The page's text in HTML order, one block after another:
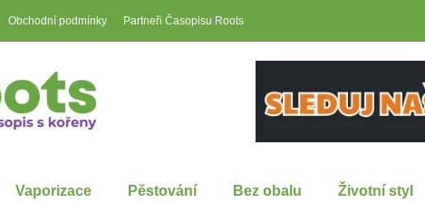
Obchodní podmínky Partneři Časopisu Roots
Vaporizace Pěstování Bez obalu Životní styl